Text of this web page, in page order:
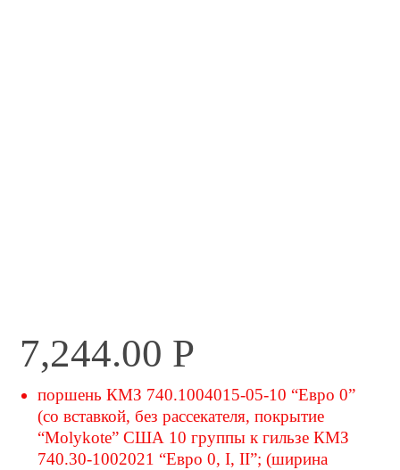
7,244.00 Р
поршень КМЗ 740.1004015-05-10 “Евро 0”
(со вставкой, без рассекателя, покрытие
“Molykote” США 10 группы к гильзе КМЗ
740.30-1002021 “Евро 0, I, II”; (ширина